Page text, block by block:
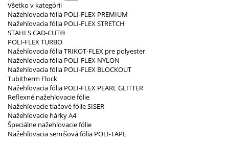
Všetko v kategórii
Nažehľovacia fólia POLI-FLEX PREMIUM
Nažehľovacia fólia POLI-FLEX STRETCH
STAHLS CAD-CUT®
POLI-FLEX TURBO
Nažehľovacia fólia TRIKOT-FLEX pre polyester
Nažehľovacia fólia POLI-FLEX NYLON
Nažehľovacia fólia POLI-FLEX BLOCKOUT
Tubitherm Flock
Nažehľovacia fólia POLI-FLEX PEARL GLITTER
Reflexné nažehľovacie fólie
Nažehľovacie tlačové fólie SISER
Nažehľovacie hárky A4
Špeciálne nažehľovacie fólie
Nažehľovacia semišová fólia POLI-TAPE